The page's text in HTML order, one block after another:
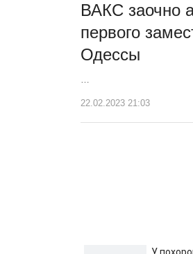
ВАКС заочно
первого
Одессы
…
22.02.2023 21:03